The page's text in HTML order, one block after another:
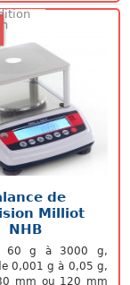
de
Milliot
NHB
60 g à 3000 g,
0,001 g à 0,05 g,
mm ou 120 mm